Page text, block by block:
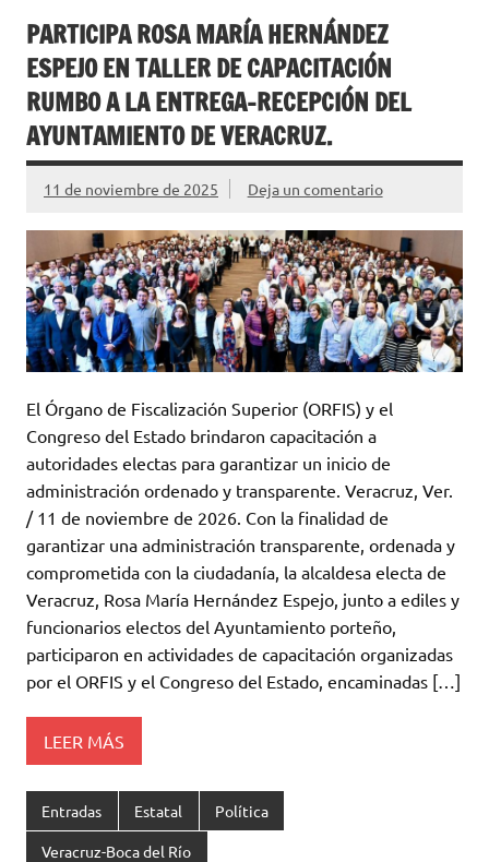
PARTICIPA ROSA MARÍA HERNÁNDEZ
ESPEJO EN TALLER DE CAPACITACIÓN
RUMBO A LA ENTREGA-RECEPCIÓN DEL
AYUNTAMIENTO DE VERACRUZ.
11 de noviembre de 2025 Deja un comentario
El Órgano de Fiscalización Superior (ORFIS) y el
Congreso del Estado brindaron capacitación a
autoridades electas para garantizar un inicio de
administración ordenado y transparente. Veracruz, Ver.
/ 11 de noviembre de 2026. Con la finalidad de
garantizar una administración transparente, ordenada y
comprometida con la ciudadanía, la alcaldesa electa de
Veracruz, Rosa María Hernández Espejo, junto a ediles y
funcionarios electos del Ayuntamiento porteño,
participaron en actividades de capacitación organizadas
por el ORFIS y el Congreso del Estado, encaminadas […]
LEER MÁS
Entradas Estatal Política
Veracruz-Boca del Río